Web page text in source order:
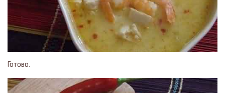
Готово.